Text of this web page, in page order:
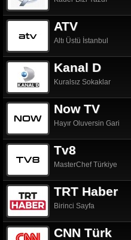
ATV
Altı Üstü İstanbul
Kanal D
Kuralsız Sokaklar
Now TV
Hayır Oluversin Gari
Tv8
MasterChef Türkiye
TRT Haber
Birinci Sayfa
CNN Türk